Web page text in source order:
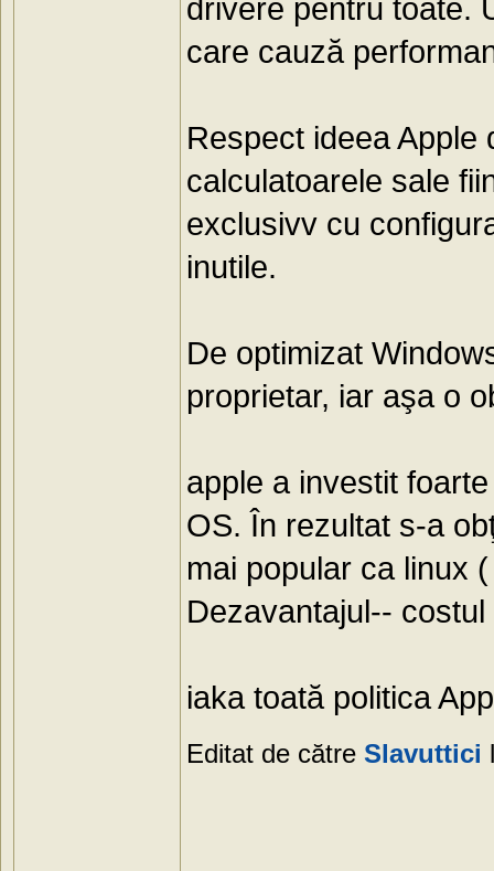
drivere pentru toate.
care cauză
Respect ideea
calculatoarele sale
exclusivv cu
inutile.
De optimizat
proprietar, iar aşa o
apple a investit
OS. În rezultat s-a
mai popular ca linux
Dezavantajul--
iaka toată politica
Editat de către Slavuttici